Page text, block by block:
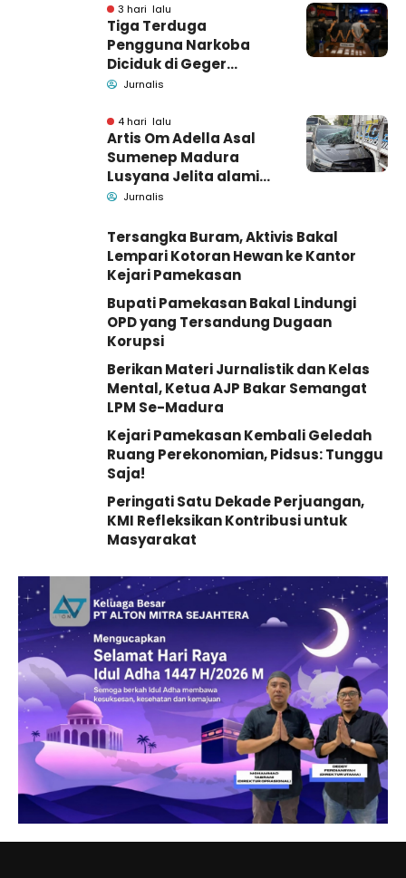
3 hari lalu
Tiga Terduga
Pengguna Narkoba
Diciduk di Geger
Bangkalan, Polisi Masih
Barang Bukti
Jurnalis
4 hari lalu
Artis Om Adella Asal
Sumenep Madura
Lusyana Jelita alami
kecelakaan di Wonogiri
Jurnalis
Tersangka Buram, Aktivis Bakal
Lempari Kotoran Hewan ke Kantor
Kejari Pamekasan
Bupati Pamekasan Bakal Lindungi
OPD yang Tersandung Dugaan
Korupsi
Berikan Materi Jurnalistik dan Kelas
Mental, Ketua AJP Bakar Semangat
LPM Se-Madura
Kejari Pamekasan Kembali Geledah
Ruang Perekonomian, Pidsus: Tunggu
Saja!
Peringati Satu Dekade Perjuangan,
KMI Refleksikan Kontribusi untuk
Masyarakat